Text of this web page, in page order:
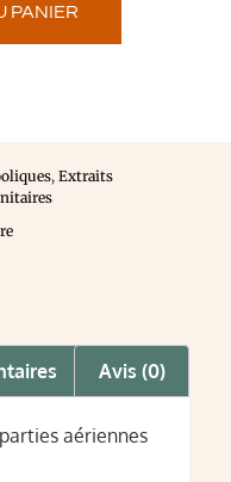
PANIER
, Extraits
Avis (0)
aériennes